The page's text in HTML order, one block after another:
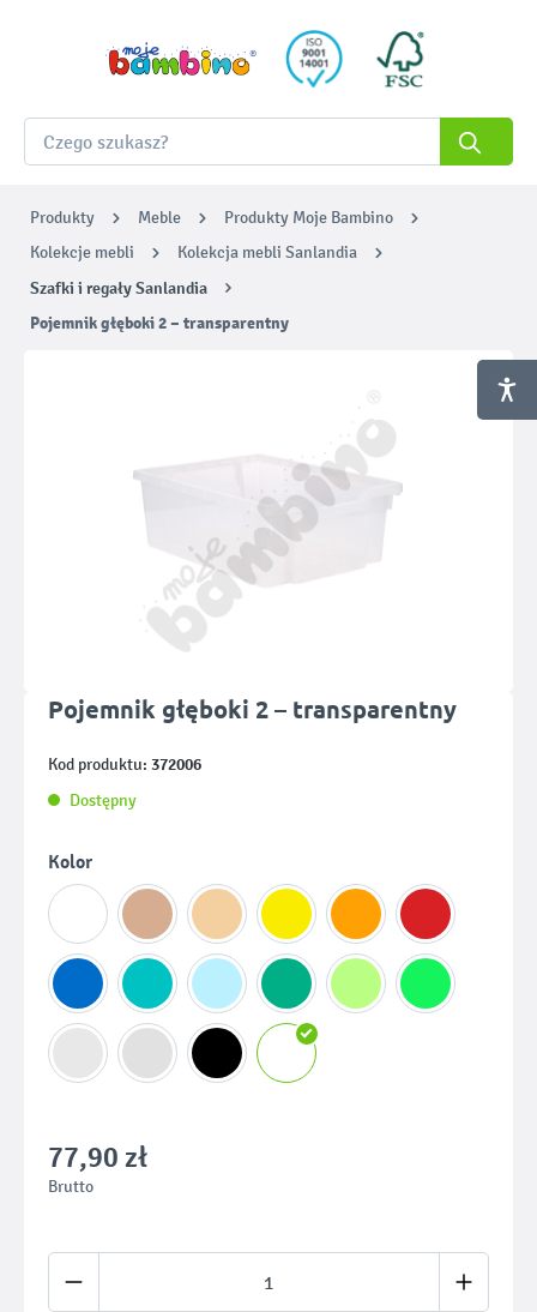
Produkty Meble
Produkty Moje Bambino
Kolekcje mebli
Kolekcja mebli Sanlandia
Szafki i regały Sanlandia
Pojemnik głęboki 2 – transparentny
Pojemnik głęboki 2 – transparentny
Kod produktu: 372006
Dostępny
Wybierz
Kolor
77,90 zł
Brutto
Ilość produktu: Wprowadź żądaną ilość